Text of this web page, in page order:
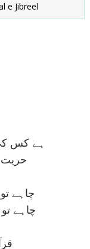
e Jibreel
ہے کس
حريت
چاہے
چاہے